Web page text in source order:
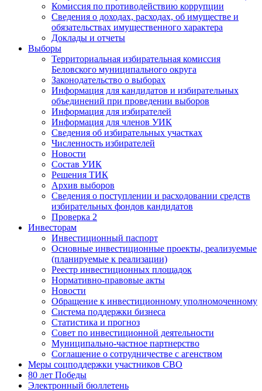
Комиссия по противодействию коррупции
Сведения о доходах, расходах, об имуществе и
обязательствах имущественного характера
Доклады и отчеты
Выборы
Территориальная избирательная комиссия
Беловского муниципального округа
Законодательство о выборах
Информация для кандидатов и избирательных
объединений при проведении выборов
Информация для избирателей
Информация для членов УИК
Сведения об избирательных участках
Численность избирателей
Новости
Состав УИК
Решения ТИК
Архив выборов
Сведения о поступлении и расходовании средств
избирательных фондов кандидатов
Проверка 2
Инвесторам
Инвестиционный паспорт
Основные инвестиционные проекты, реализуемые
(планируемые к реализации)
Реестр инвестиционных площадок
Нормативно-правовые акты
Новости
Обращение к инвестиционному уполномоченному
Система поддержки бизнеса
Статистика и прогноз
Совет по инвестиционной деятельности
Муниципально-частное партнерство
Соглашение о сотрудничестве с агенством
Меры соцподдержки участников СВО
80 лет Победы
Электронный бюллетень